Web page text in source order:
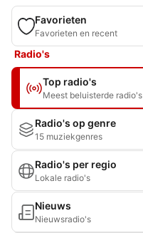
Favorieten
Favorieten en recent
Radio's
Top radio's
Meest beluisterde radio's
Radio's op genre
15 muziekgenres
Radio's per regio
Lokale radio's
Nieuws
Nieuwsradio's